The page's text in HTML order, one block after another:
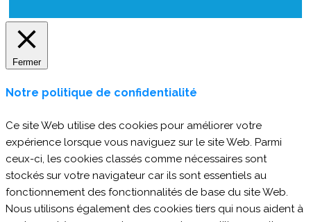
Fermer
Notre politique de confidentialité
Ce site Web utilise des cookies pour améliorer votre
expérience lorsque vous naviguez sur le site Web. Parmi
ceux-ci, les cookies classés comme nécessaires sont
stockés sur votre navigateur car ils sont essentiels au
fonctionnement des fonctionnalités de base du site Web.
Nous utilisons également des cookies tiers qui nous aident à